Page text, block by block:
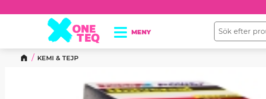
KEMI & TEJP